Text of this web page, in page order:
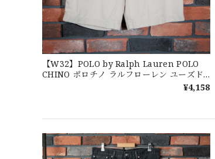
【LARGE】Ralph Lauren
2026/07/14
３.1947 New York Cubans
【W32】POLO by Ralph Lauren POLO
CHINO ポロチノ ラルフローレン ユーズド
¥4,158